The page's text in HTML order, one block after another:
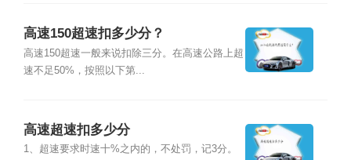
高速150超速扣多少分？
高速150超速一般来说扣除三分。在高速公路上超
速不足50%，按照以下第...
高速超速扣多少分
1、超速要求时速十%之内的，不处罚，记3分。